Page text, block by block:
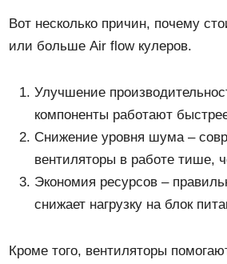
Вот несколько причин, почему
или больше Air flow кулеров.
Улучшение
компоненты работают
Снижение уровня шума –
вентиляторы в работе тише,
Экономия ресурсов –
снижает нагрузку на блок
Кроме того, вентиляторы